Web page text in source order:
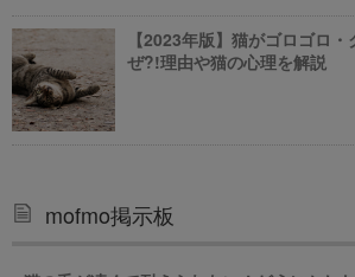
【2023年版】猫がゴロゴロ
ぜ?!理由や猫の心理を解説
mofmo掲示板